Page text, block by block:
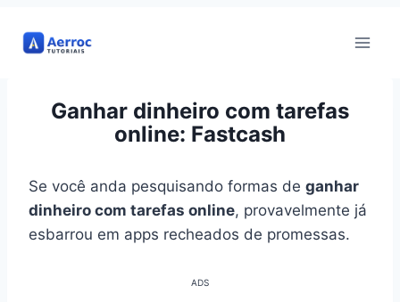
para
Ganhar dinheiro com tarefas
online: Fastcash
Se você anda pesquisando formas de ganhar
dinheiro com tarefas online, provavelmente já
esbarrou em apps recheados de promessas.
ADS